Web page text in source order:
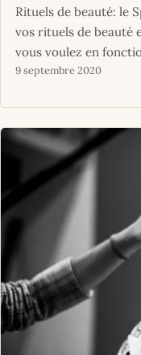
Rituels de beauté: le
vos rituels de beauté
vous voulez en
9 septembre 2020